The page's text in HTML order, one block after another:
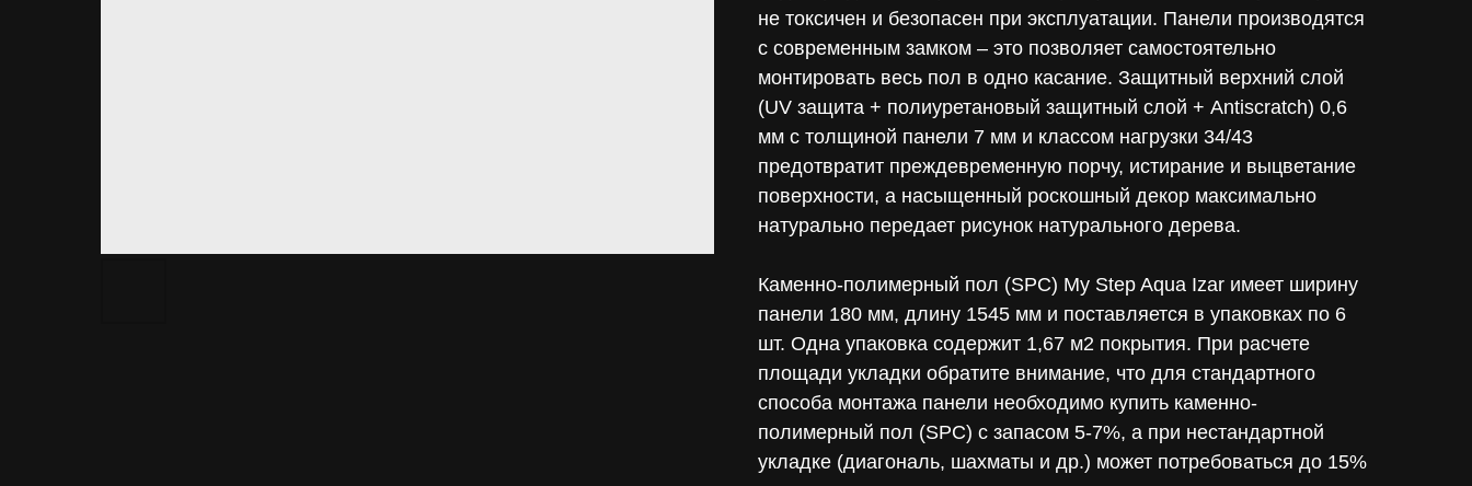
не токсичен и безопасен при эксплуатации. Панели производятся
с современным замком – это позволяет самостоятельно
монтировать весь пол в одно касание. Защитный верхний слой
(UV защита + полиуретановый защитный слой + Antiscratch) 0,6
мм с толщиной панели 7 мм и классом нагрузки 34/43
предотвратит преждевременную порчу, истирание и выцветание
поверхности, а насыщенный роскошный декор максимально
натурально передает рисунок натурального дерева.
Каменно-полимерный пол (SPC) My Step Aqua Izar имеет ширину
панели 180 мм, длину 1545 мм и поставляется в упаковках по 6
шт. Одна упаковка содержит 1,67 м2 покрытия. При расчете
площади укладки обратите внимание, что для стандартного
способа монтажа панели необходимо купить каменно-
полимерный пол (SPC) с запасом 5-7%, а при нестандартной
укладке (диагональ, шахматы и др.) может потребоваться до 15%